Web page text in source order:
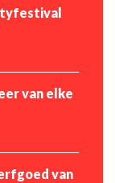
van elke
van